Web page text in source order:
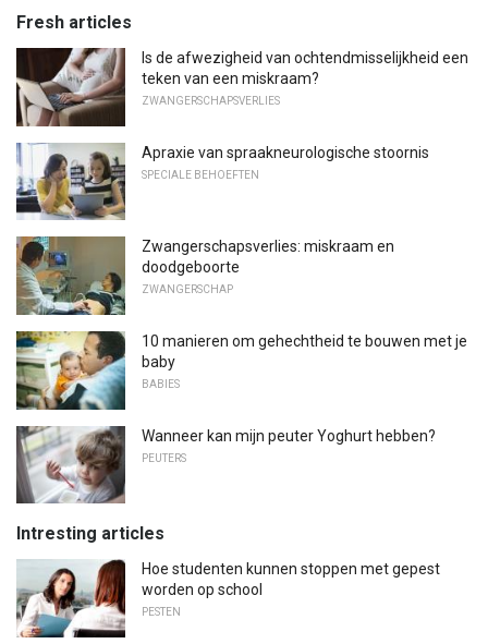
Fresh articles
Is de afwezigheid van ochtendmisselijkheid een
teken van een miskraam?
ZWANGERSCHAPSVERLIES
Apraxie van spraakneurologische stoornis
SPECIALE BEHOEFTEN
Zwangerschapsverlies: miskraam en
doodgeboorte
ZWANGERSCHAP
10 manieren om gehechtheid te bouwen met je
baby
BABIES
Wanneer kan mijn peuter Yoghurt hebben?
PEUTERS
Intresting articles
Hoe studenten kunnen stoppen met gepest
worden op school
PESTEN